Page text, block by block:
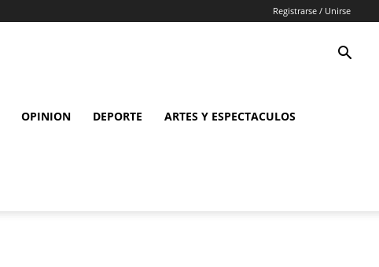
Registrarse / Unirse
OPINION DEPORTE ARTES Y ESPECTACULOS